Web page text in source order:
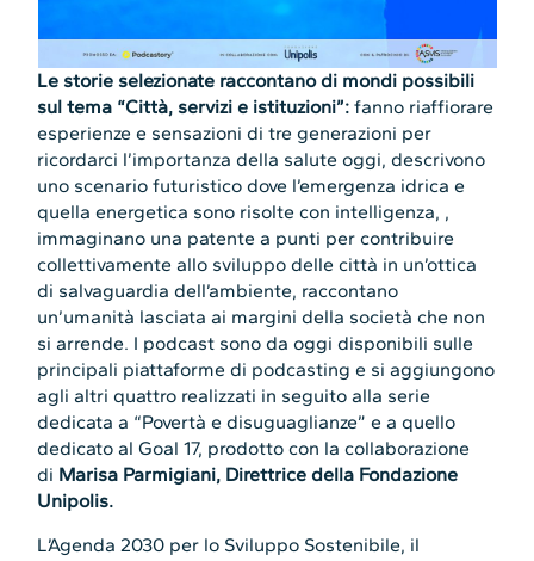
Le storie selezionate raccontano di mondi possibili
sul tema “Città, servizi e istituzioni”: fanno riaffiorare
esperienze e sensazioni di tre generazioni per
ricordarci l’importanza della salute oggi, descrivono
uno scenario futuristico dove l’emergenza idrica e
quella energetica sono risolte con intelligenza, ,
immaginano una patente a punti per contribuire
collettivamente allo sviluppo delle città in un’ottica
di salvaguardia dell’ambiente, raccontano
un’umanità lasciata ai margini della società che non
si arrende. I podcast sono da oggi disponibili sulle
principali piattaforme di podcasting e si aggiungono
agli altri quattro realizzati in seguito alla serie
dedicata a “Povertà e disuguaglianze” e a quello
dedicato al Goal 17, prodotto con la collaborazione
di Marisa Parmigiani, Direttrice della Fondazione
Unipolis.
L’Agenda 2030 per lo Sviluppo Sostenibile, il